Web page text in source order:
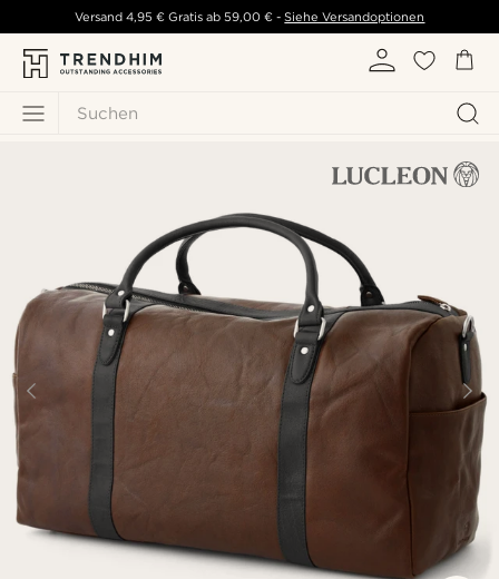
Suchen
Versand 4,95 € Gratis ab 59,00 € - Siehe Versandoptionen